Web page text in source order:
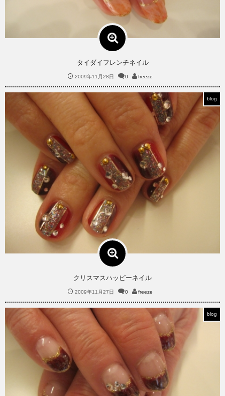
タイダイフレンチネイル
2009年11月28日 0 freeze
クリスマスハッピーネイル
2009年11月27日
blog
0 freeze
blog